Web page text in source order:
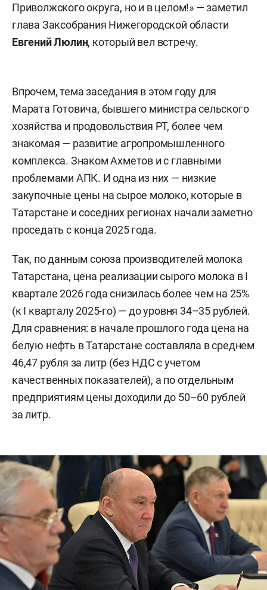
Приволжского округа, но и в целом!» — заметил
глава Заксобрания Нижегородской области
Евгений Люлин, который вел встречу.
Впрочем, тема заседания в этом году для
Марата Готовича, бывшего министра сельского
хозяйства и продовольствия РТ, более чем
знакомая — развитие агропромышленного
комплекса. Знаком Ахметов и с главными
проблемами АПК. И одна из них — низкие
закупочные цены на сырое молоко, которые в
Татарстане и соседних регионах начали заметно
проседать с конца 2025 года.
Так, по данным союза производителей молока
Татарстана, цена реализации сырого молока в I
квартале 2026 года снизилась более чем на 25%
(к I кварталу 2025-го) — до уровня 34–35 рублей.
Для сравнения: в начале прошлого года цена на
белую нефть в Татарстане составляла в среднем
46,47 рубля за литр (без НДС с учетом
качественных показателей), а по отдельным
предприятиям цены доходили до 50–60 рублей
за литр.